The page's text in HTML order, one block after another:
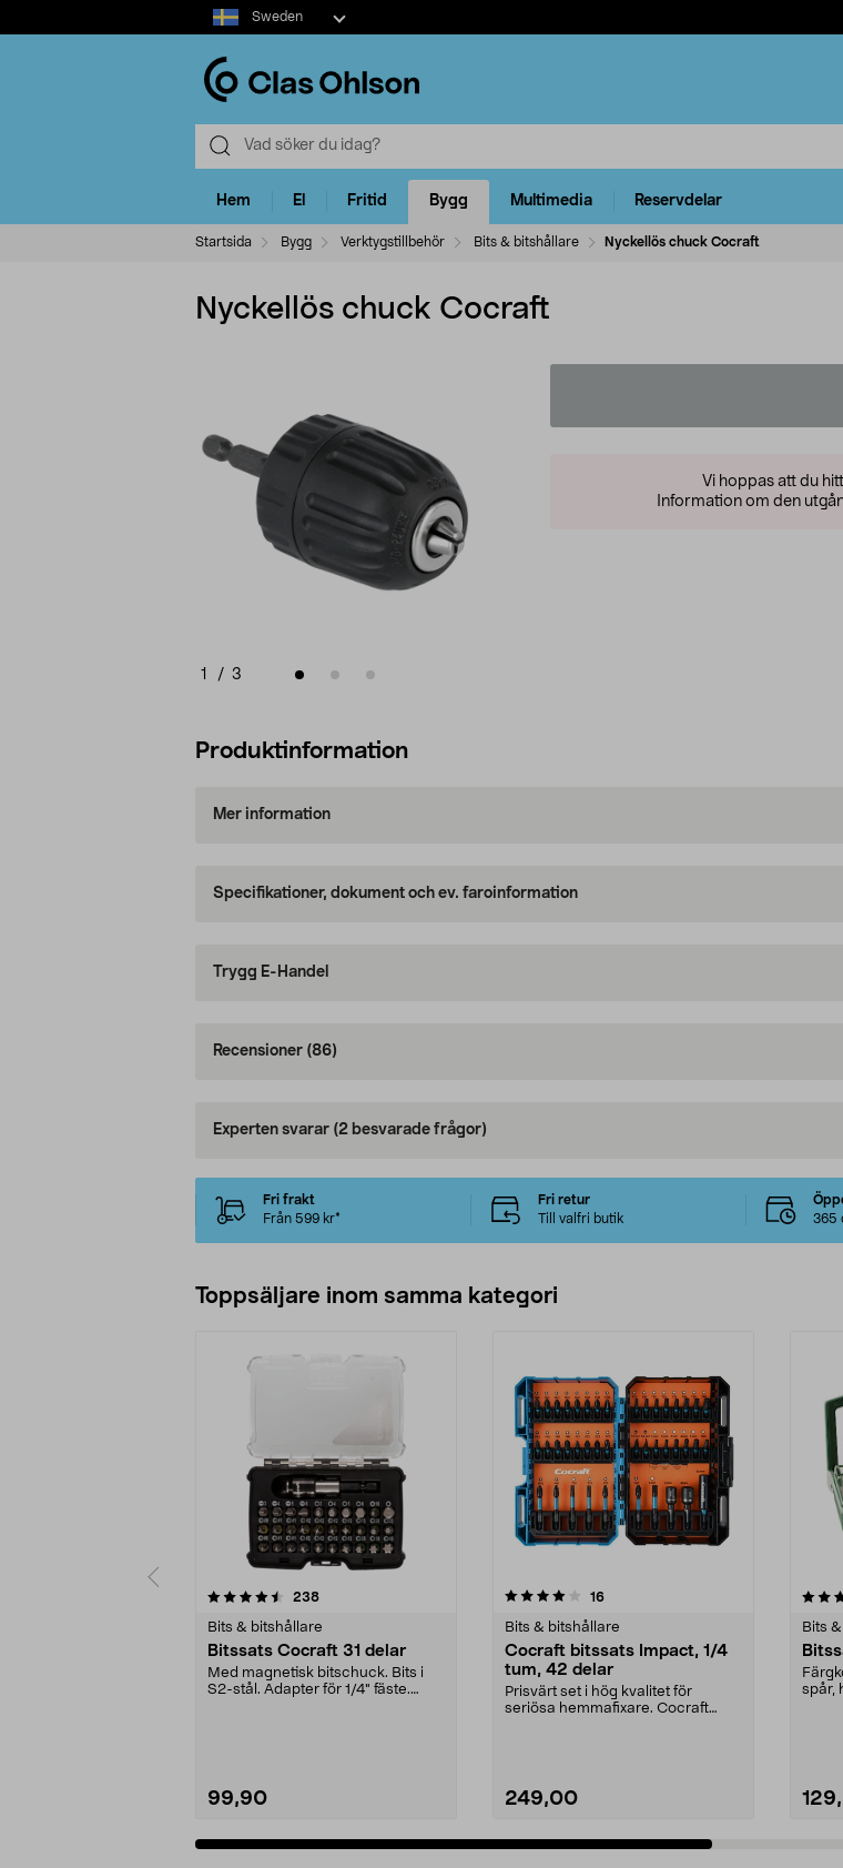
Select
market
Sweden
Hem El Fritid Bygg Multimedia Reservdelar
Startsida Bygg Verktygstillbehör Bits & bitshållare Nyckellös chuck Cocraft
Nyckellös chuck Cocraft
1 / 3
Vi hoppas att du
Information om den
Produktinformation
Mer information
Specifikationer, dokument och ev. faroinformation
Trygg E-Handel
Recensioner (86)
Experten svarar (2 besvarade frågor)
Fri frakt
Från 599 kr*
Fri retur
Till valfri butik
365
Toppsäljare inom samma kategori
238recensioner
Bits & bitshållare
Bitssats Cocraft 31 delar
Med magnetisk bitschuck. Bits i
S2-stål. Adapter för 1/4" fäste.
99,90
4.0 av 5 stjärnor 16recensioner
Bits & bitshållare
Cocraft bitssats Impact, 1/4
tum, 42 delar
Prisvärt set i hög kvalitet för
seriösa hemmafixare. Cocraft
249,00
4.5 av 5 stjärnor
Bits
spår,